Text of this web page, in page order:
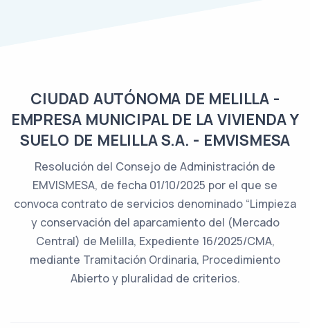
CIUDAD AUTÓNOMA DE MELILLA -
EMPRESA MUNICIPAL DE LA VIVIENDA Y
SUELO DE MELILLA S.A. - EMVISMESA
Resolución del Consejo de Administración de
EMVISMESA, de fecha 01/10/2025 por el que se
convoca contrato de servicios denominado “Limpieza
y conservación del aparcamiento del (Mercado
Central) de Melilla, Expediente 16/2025/CMA,
mediante Tramitación Ordinaria, Procedimiento
Abierto y pluralidad de criterios.